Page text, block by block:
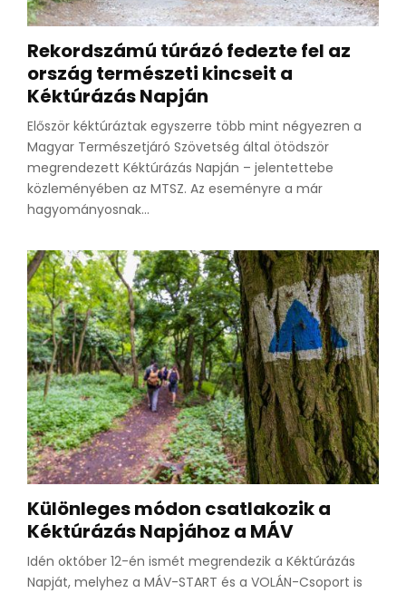
Rekordszámú túrázó fedezte fel az
ország természeti kincseit a
Kéktúrázás Napján
Először kéktúráztak egyszerre több mint négyezren a
Magyar Természetjáró Szövetség által ötödször
megrendezett Kéktúrázás Napján – jelentettebe
közleményében az MTSZ. Az eseményre a már
hagyományosnak...
Különleges módon csatlakozik a
Kéktúrázás Napjához a MÁV
Idén október 12-én ismét megrendezik a Kéktúrázás
Napját, melyhez a MÁV-START és a VOLÁN-Csoport is